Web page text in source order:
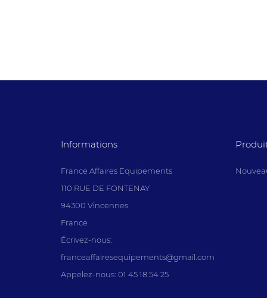
Informations
France Affaires Equipements
110 RUE DE FONTENAY
94300 Vincennes
France
Écrivez-nous:
franceaffairesequipements@gmail.com
Appelez-nous: 01 45 18 54 25